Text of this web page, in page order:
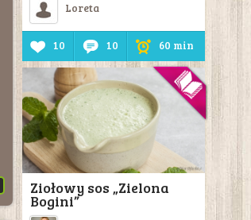
Loreta
10 10 60 min
Ziołowy sos „Zielona
Bogini”